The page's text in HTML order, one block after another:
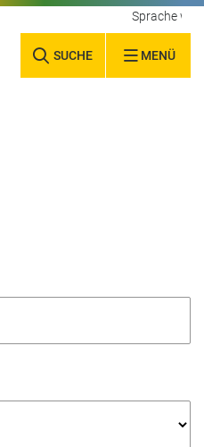
SUCHE MENÜ
Sprache